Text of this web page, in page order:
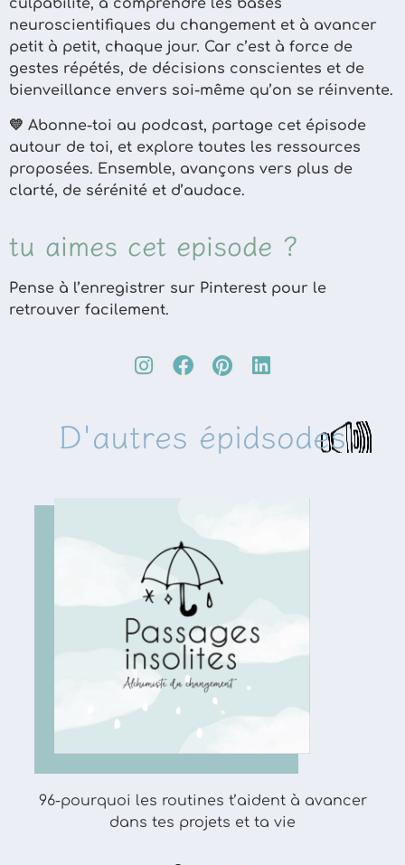
culpabilité, à comprendre les bases
neuroscientifiques du changement et à avancer
petit à petit, chaque jour. Car c’est à force de
gestes répétés, de décisions conscientes et de
bienveillance envers soi-même qu’on se réinvente.
💛 Abonne-toi au podcast, partage cet épisode
autour de toi, et explore toutes les ressources
proposées. Ensemble, avançons vers plus de
clarté, de sérénité et d’audace.
tu aimes cet episode ?
Pense à l’enregistrer sur Pinterest pour le
retrouver facilement.
D'autres épidsodes
96-pourquoi les routines t’aident à avancer
dans tes projets et ta vie